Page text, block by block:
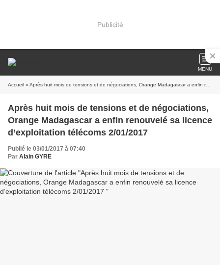
Publicité
MENU
Accueil » Après huit mois de tensions et de négociations, Orange Madagascar a enfin renouvelé sa licence d’exploitation télécoms 2/01/2017
Après huit mois de tensions et de négociations,
Orange Madagascar a enfin renouvelé sa licence
d’exploitation télécoms 2/01/2017
Publié le 03/01/2017 à 07:40
Par Alain GYRE